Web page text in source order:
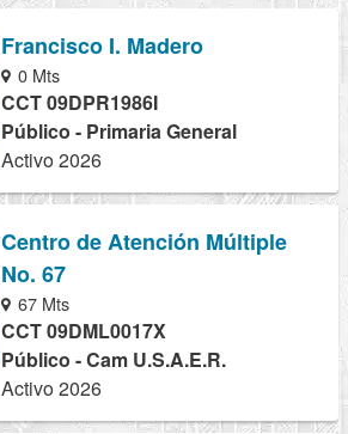
Francisco I. Madero
0 Mts
CCT 09DPR1986I
Público - Primaria General
Activo 2026
Centro de Atención Múltiple
No. 67
67 Mts
CCT 09DML0017X
Público - Cam U.S.A.E.R.
Activo 2026